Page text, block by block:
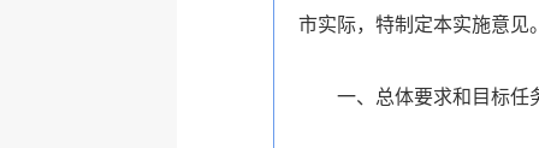
市实际，特制定本实施意见
一、 总体要求和目标任